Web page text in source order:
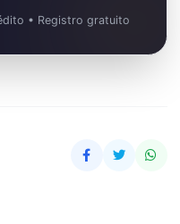
• Registro gratuito